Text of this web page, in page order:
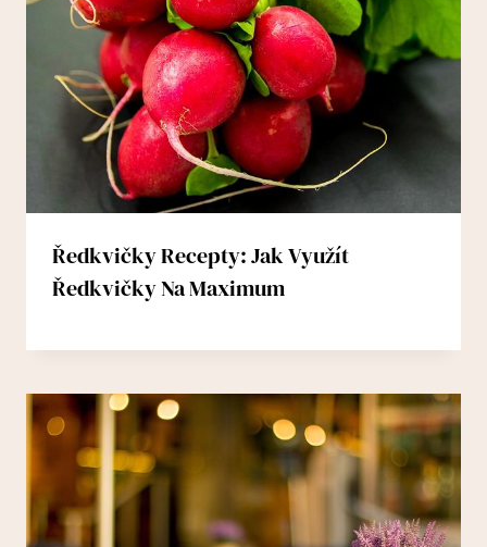
Ředkvičky Recepty: Jak Využít
Ředkvičky Na Maximum